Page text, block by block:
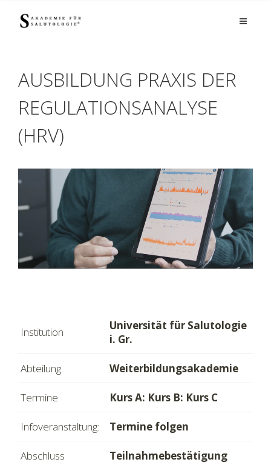
AUSBILDUNG PRAXIS DER
REGULATIONSANALYSE
(HRV)
Institution
Universität für Salutologie
i. Gr.
Abteilung Weiterbildungsakademie
Termine Kurs A: Kurs B: Kurs C
Infoveranstaltung: Termine folgen
Abschluss Teilnahmebestätigung